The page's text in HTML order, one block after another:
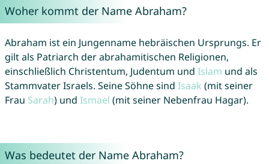
Woher kommt der Name Abraham?
Abraham ist ein Jungenname hebräischen Ursprungs. Er
gilt als Patriarch der abrahamitischen Religionen,
einschließlich Christentum, Judentum und Islam und als
Stammvater Israels. Seine Söhne sind Isaak (mit seiner
Frau Sarah) und Ismael (mit seiner Nebenfrau Hagar).
Was bedeutet der Name Abraham?